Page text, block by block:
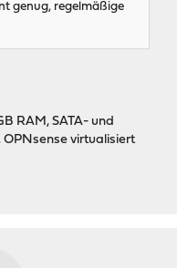
genug, regelmäßige
RAM, SATA- und
OPNsense virtualisiert